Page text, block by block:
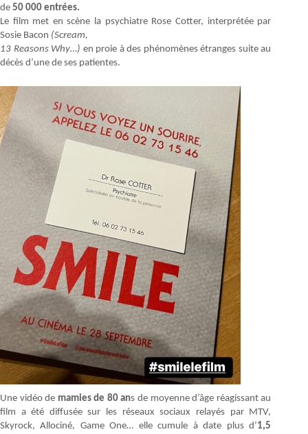
de 50 000 entrées.
Le film met en scène la psychiatre Rose Cotter, interprétée par
Sosie Bacon (Scream,
13 Reasons Why…) en proie à des phénomènes étranges suite au
décès d’une de ses patientes.
Une vidéo de mamies de 80 ans de moyenne d’âge réagissant au
film a été diffusée sur les réseaux sociaux relayés par MTV,
Skyrock, Allociné, Game One… elle cumule à date plus d’1,5